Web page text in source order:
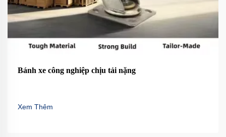
Bánh xe công nghiệp chịu tải nặng
Xem Thêm